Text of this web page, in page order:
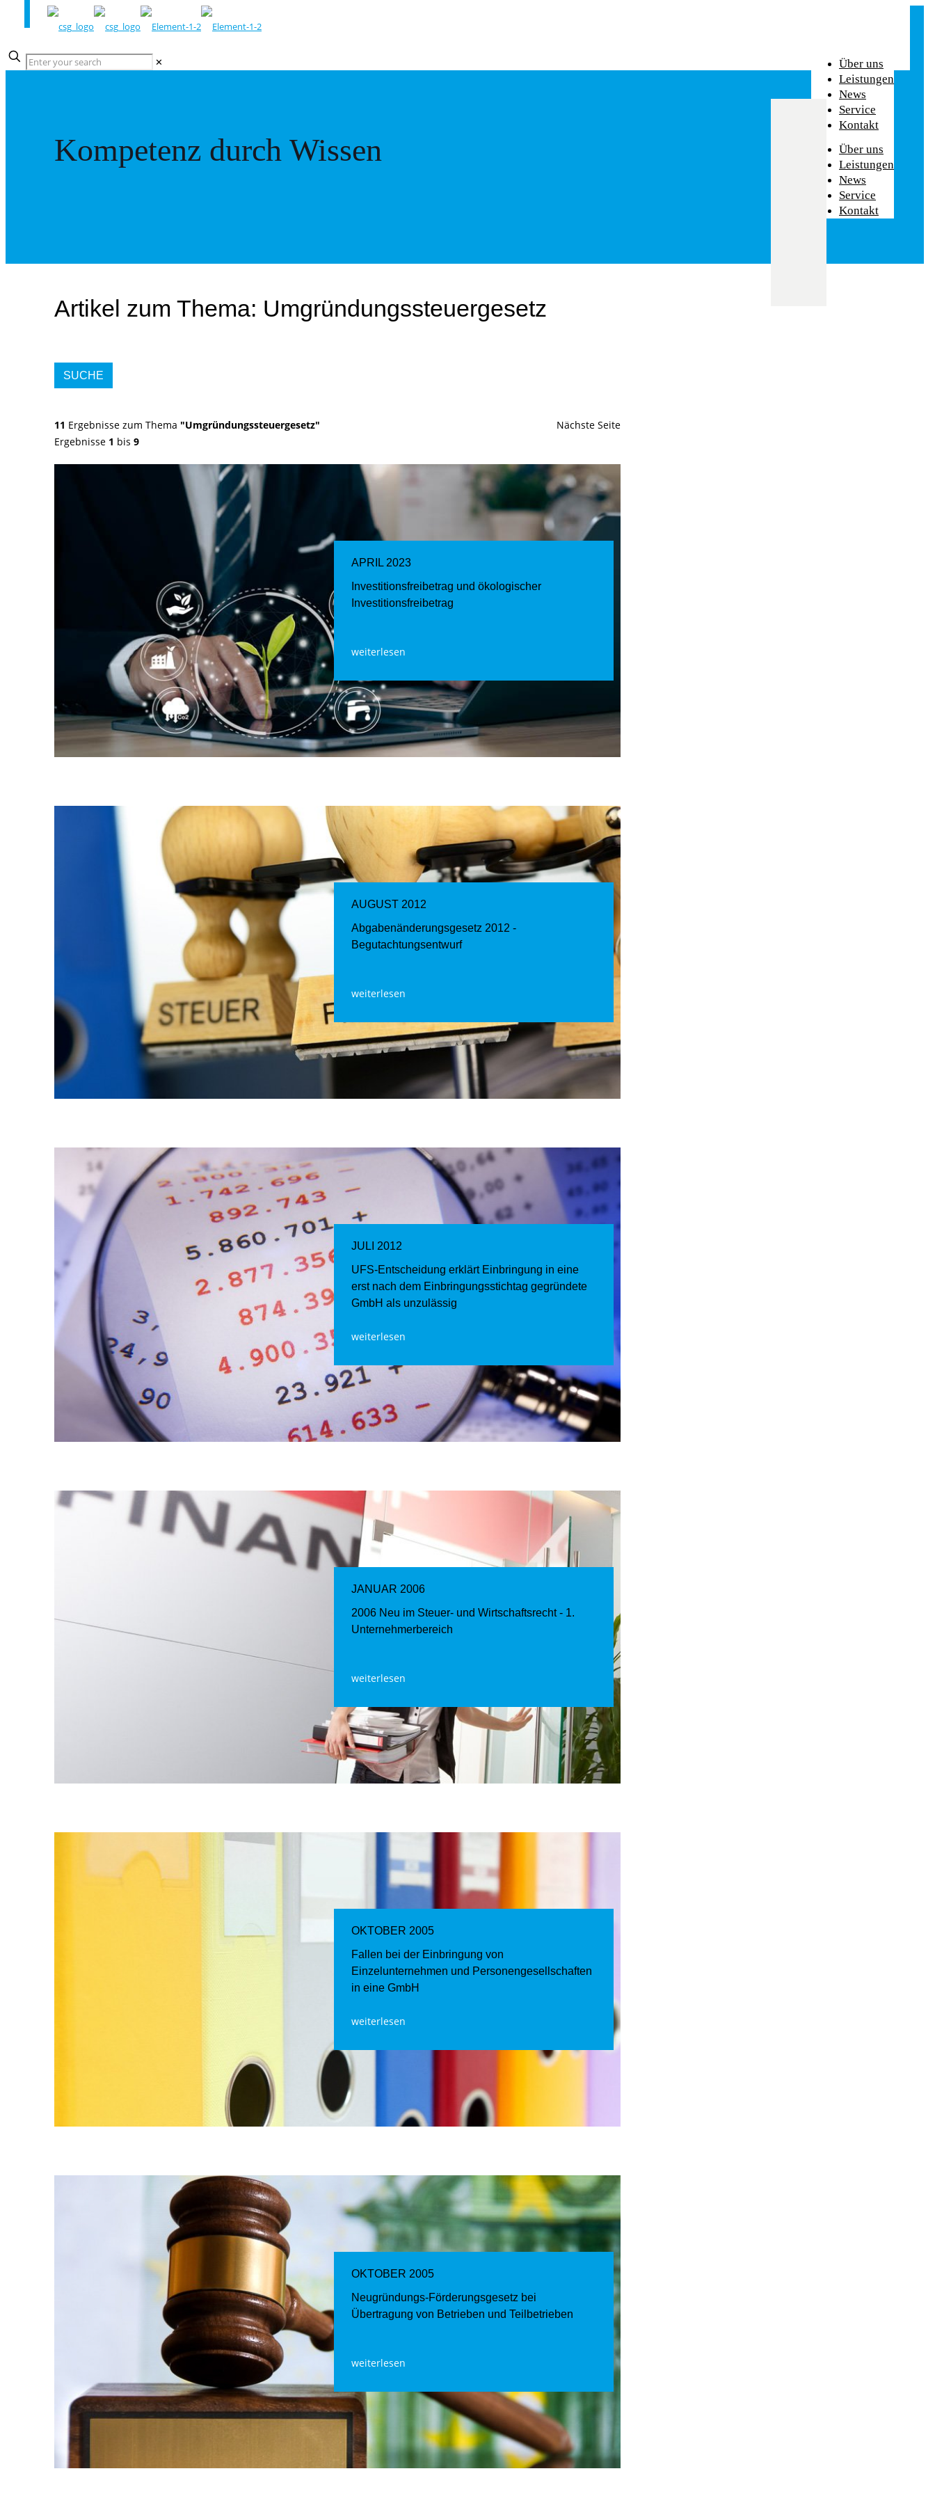
Über uns
Leistungen
News
Service
Kontakt
Über uns
Leistungen
News
Service
Kontakt
✕
Kompetenz durch Wissen
Artikel zum Thema: Umgründungssteuergesetz
SUCHE
11 Ergebnisse zum Thema "Umgründungssteuergesetz"
Ergebnisse 1 bis 9
Nächste Seite
APRIL 2023
Investitionsfreibetrag und ökologischer
Investitionsfreibetrag
weiterlesen
AUGUST 2012
Abgabenänderungsgesetz 2012 -
Begutachtungsentwurf
weiterlesen
JULI 2012
UFS-Entscheidung erklärt Einbringung in eine
erst nach dem Einbringungsstichtag gegründete
GmbH als unzulässig
weiterlesen
JANUAR 2006
2006 Neu im Steuer- und Wirtschaftsrecht - 1.
Unternehmerbereich
weiterlesen
OKTOBER 2005
Fallen bei der Einbringung von
Einzelunternehmen und Personengesellschaften
in eine GmbH
weiterlesen
OKTOBER 2005
Neugründungs-Förderungsgesetz bei
Übertragung von Betrieben und Teilbetrieben
weiterlesen